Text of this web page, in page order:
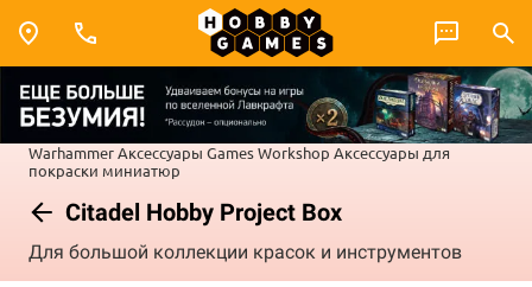
WarhammerАксессуары Games Workshop Аксессуары для
покраски миниатюр
Citadel Hobby Project Box
Для большой коллекции красок и инструментов